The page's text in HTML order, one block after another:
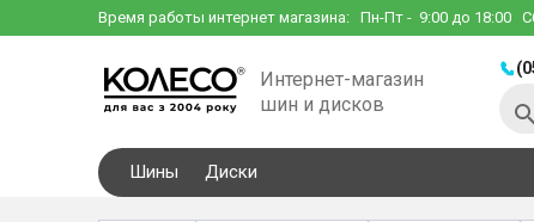
Время работы интернет магазина: Пн-Пт - 9:00 до 18:00
Интернет-магазин
шин и дисков
Шины Диски